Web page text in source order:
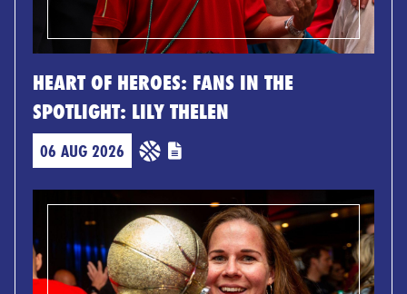
HEART OF HEROES: FANS IN THE
SPOTLIGHT: LILY THELEN
06 AUG 2026